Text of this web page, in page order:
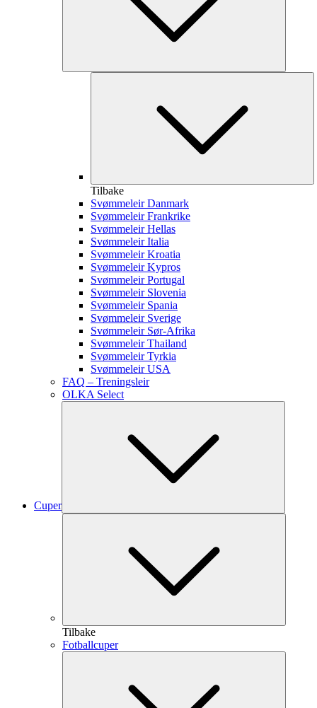
Tilbake
Svømmeleir Danmark
Svømmeleir Frankrike
Svømmeleir Hellas
Svømmeleir Italia
Svømmeleir Kroatia
Svømmeleir Kypros
Svømmeleir Portugal
Svømmeleir Slovenia
Svømmeleir Spania
Svømmeleir Sverige
Svømmeleir Sør-Afrika
Svømmeleir Thailand
Svømmeleir Tyrkia
Svømmeleir USA
FAQ – Treningsleir
OLKA Select
Cuper
Tilbake
Fotballcuper